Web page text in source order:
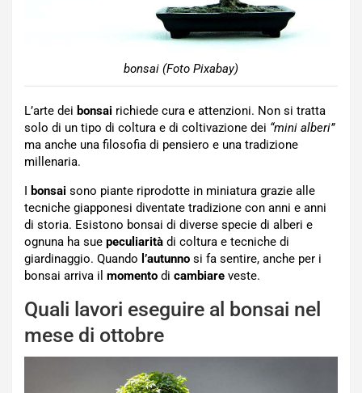
bonsai (Foto Pixabay)
L’arte dei bonsai richiede cura e attenzioni. Non si tratta
solo di un tipo di coltura e di coltivazione dei “mini alberi”
ma anche una filosofia di pensiero e una tradizione
millenaria.
I bonsai sono piante riprodotte in miniatura grazie alle
tecniche giapponesi diventate tradizione con anni e anni
di storia. Esistono bonsai di diverse specie di alberi e
ognuna ha sue peculiarità di coltura e tecniche di
giardinaggio. Quando l’autunno si fa sentire, anche per i
bonsai arriva il momento di cambiare veste.
Quali lavori eseguire al bonsai nel
mese di ottobre